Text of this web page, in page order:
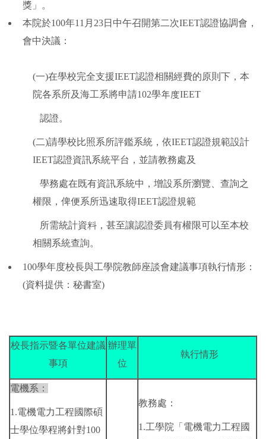
獎」。
本院於100年11月23日中午召開第二次IEET認證協調會，
會中決議：
(一)在學校完全支援IEET認證相關經費的原則下，本
院各系所及海工系將申請102學年度IEET
認證。
(二)請學校比照系所評鑑系統，依IEET認證規範設計
IEET認證資訊系統平台，並請教務處及
學務處在既有資訊系統中，增設系所瀏覽、查詢之
權限，俾便系所迅速取得IEET認證規範
所需統計資料，甚至讓認證委員有權限可以至本校
相關系統查詢。
100學年度校長與工學院教師座談會建議事項執行情形：
(資料提供：秘書室)
校長指示暨各單位建議
事項
辦理單
位
執行情形
電機系：
1.電機電力工程國際碩
士學位學程將針對100
教務處：
1.工學院「電機電力工程國